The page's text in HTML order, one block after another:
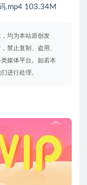
.mp4 103.34M
均为本站原创发
禁止复制、盗用、
媒体平台。如若本
进行处理。